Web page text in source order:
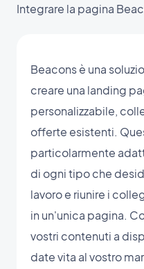
Integrare la pagina
Beacons è una
creare una landing
personalizzabile,
offerte esistenti.
particolarmente
di ogni tipo che
lavoro e riunire i
in un'unica pagina.
vostri contenuti a
date vita al vostro